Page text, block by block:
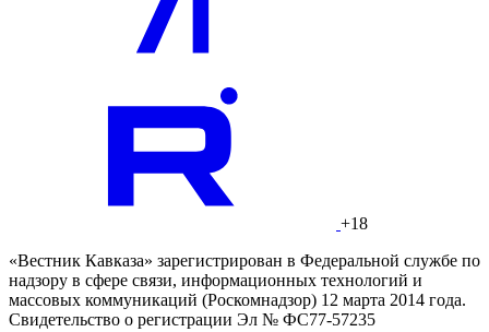
+18
«Вестник Кавказа» зарегистрирован в Федеральной службе по
надзору в сфере связи, информационных технологий и
массовых коммуникаций (Роскомнадзор) 12 марта 2014 года.
Свидетельство о регистрации Эл № ФС77-57235